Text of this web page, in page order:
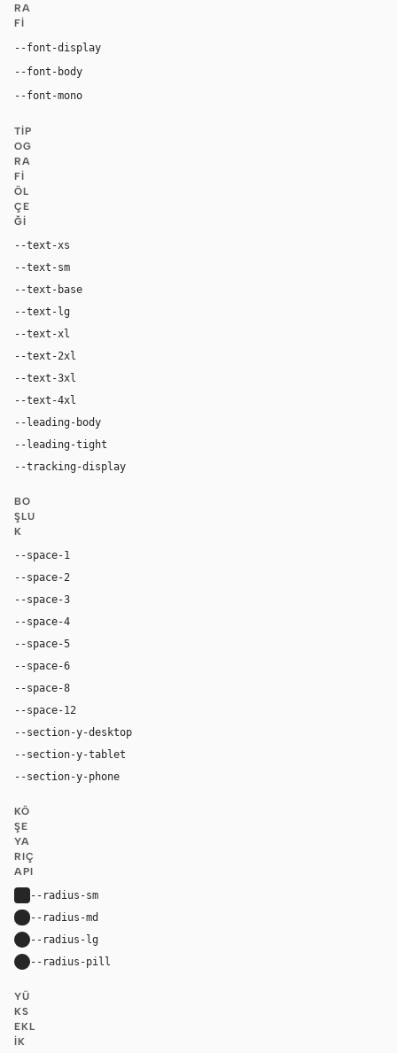
RA
FI
--font-display
--font-body
--font-mono
TIP
OG
RA
FI
ÖL
ÇE
ĞI
--text-xs
--text-sm
--text-base
--text-lg
--text-xl
--text-2xl
--text-3xl
--text-4xl
--leading-body
--leading-tight
--tracking-display
BO
ŞLU
K
--space-1
--space-2
--space-3
--space-4
--space-5
--space-6
--space-8
--space-12
--section-y-desktop
--section-y-tablet
--section-y-phone
KÖ
ŞE
YA
RIÇ
API
--radius-sm
--radius-md
--radius-lg
--radius-pill
YÜ
KS
EKL
IK